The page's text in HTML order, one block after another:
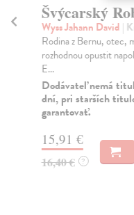
Švýcarský
Wyss Jahann David |
Rodina z Bernu, otec,
rozhodnou opustit
E...
Dodávateľ nemá
dní, pri starších
garantovať.
15,91 €
16,40 € ?